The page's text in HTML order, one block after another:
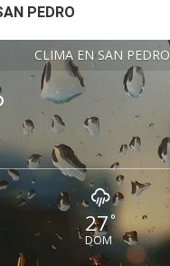
PEDRO
CLIMA EN SAN PEDRO
27 °
DOM